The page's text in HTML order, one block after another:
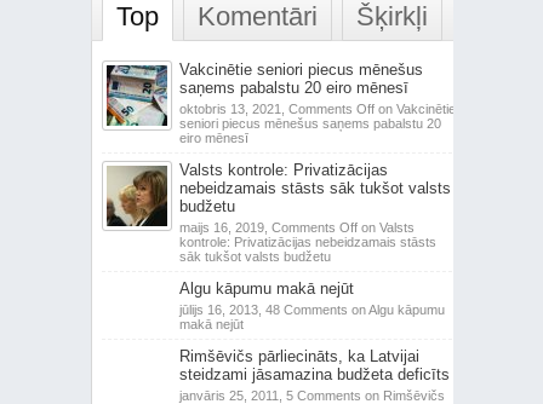
Top Komentāri Šķirkļi
Vakcinētie seniori piecus mēnešus
saņems pabalstu 20 eiro mēnesī
oktobris 13, 2021, Comments Offon Vakcinētie
seniori piecus mēnešus saņems pabalstu 20
eiro mēnesī
Valsts kontrole: Privatizācijas
nebeidzamais stāsts sāk tukšot valsts
budžetu
maijs 16, 2019, Comments Offon Valsts
kontrole: Privatizācijas nebeidzamais stāsts
sāk tukšot valsts budžetu
Algu kāpumu makā nejūt
jūlijs 16, 2013, 48 Comments on Algu kāpumu
makā nejūt
Rimšēvičs pārliecināts, ka Latvijai
steidzami jāsamazina budžeta deficīts
janvāris 25, 2011, 5 Comments on Rimšēvičs